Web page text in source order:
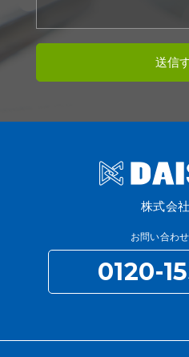
株式会
お問い合わ
0120-